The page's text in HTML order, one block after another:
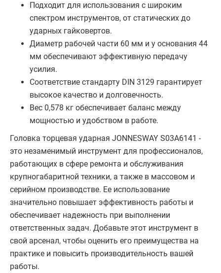
Подходит для использования с широким
спектром инструментов, от статических до
ударных гайковертов.
Диаметр рабочей части 60 мм и у основания 44
мм обеспечивают эффективную передачу
усилия.
Соответствие стандарту DIN 3129 гарантирует
высокое качество и долговечность.
Вес 0,578 кг обеспечивает баланс между
мощностью и удобством в работе.
Головка торцевая ударная JONNESWAY S03A6141 -
это незаменимый инструмент для профессионалов,
работающих в сфере ремонта и обслуживания
крупногабаритной техники, а также в массовом и
серийном производстве. Ее использование
значительно повышает эффективность работы и
обеспечивает надежность при выполнении
ответственных задач. Добавьте этот инструмент в
свой арсенал, чтобы оценить его преимущества на
практике и повысить производительность вашей
работы.